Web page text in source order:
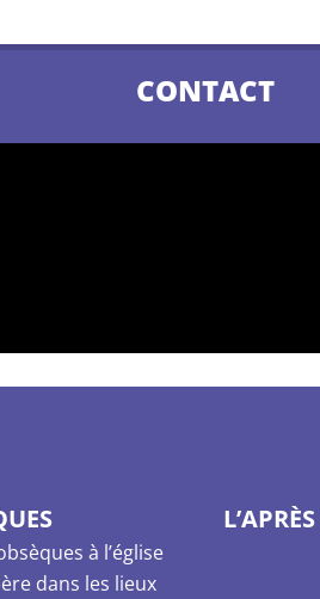
CONTACT
à l’église
dans les lieux
L’APRÈS